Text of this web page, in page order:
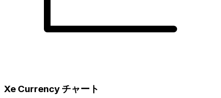
Xe Currency チャート